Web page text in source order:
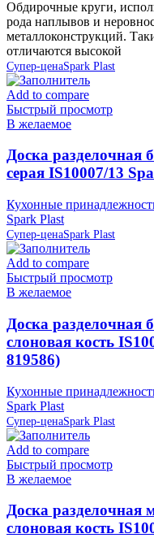
Обдирочные круги,
рода наплывов и
металлоконструкций.
отличаются высокой
Супер-ценаSpark Plast
Add to compare
Быстрый просмотр
В желаемое
Доска разделочная
серая IS10007/13
Кухонные
Spark Plast
Супер-ценаSpark Plast
Add to compare
Быстрый просмотр
В желаемое
Доска разделочная
слоновая кость
819586)
Кухонные
Spark Plast
Супер-ценаSpark Plast
Add to compare
Быстрый просмотр
В желаемое
Доска разделочная
слоновая кость